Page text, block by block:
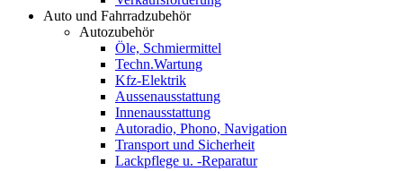
Auto und Fahrradzubehör
Autozubehör
Öle, Schmiermittel
Techn.Wartung
Kfz-Elektrik
Aussenausstattung
Innenausstattung
Autoradio, Phono, Navigation
Transport und Sicherheit
Lackpflege u. -Reparatur